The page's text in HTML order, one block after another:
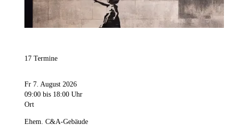
17 Termine
Fr 7. August 2026
09:00 bis 18:00 Uhr
Ort
Ehem. C&A-Gebäude